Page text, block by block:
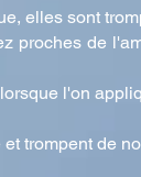
elles sont
proches de
l'on
trompent de